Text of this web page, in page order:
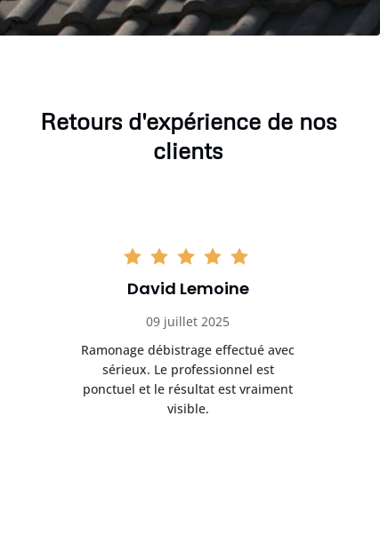
Retours d'expérience de nos
clients
David Lemoine
09 juillet 2025
Ramonage débistrage effectué avec
sérieux. Le professionnel est
ponctuel et le résultat est vraiment
visible.